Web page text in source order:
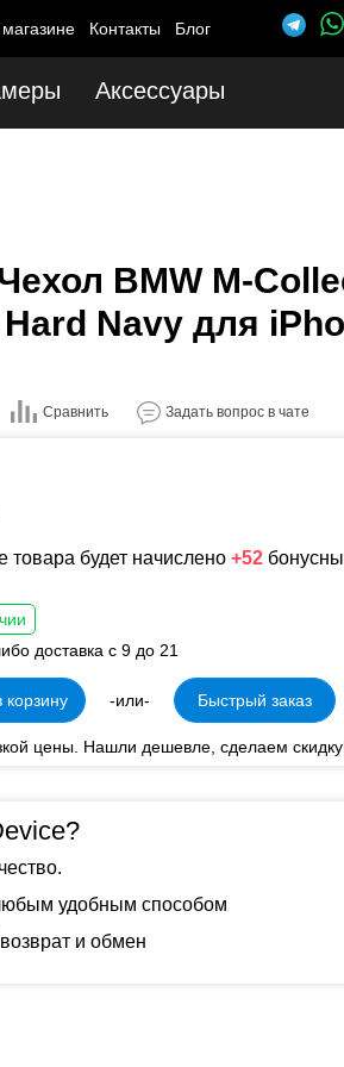
category.php : Undefined index:
Контакты Блог
Аксессуары
BMW M-
Navy для
Сравнить Задать вопрос в чате
товара будет начислено +52
доставка с 9 до 21
корзину -или- Быстрый заказ
цены. Нашли дешевле, сделаем
удобным способом
и обмен